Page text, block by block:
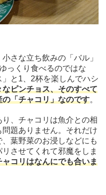
さな立ち飲みの「バル」
っくり食べるのではな
と1、2杯を楽しんでハシ
なピンチョス、そのすべて
「チャコリ」なのです。
、チャコリは魚介との相
題ありません。それだけ
葉野菜のお浸しなどにも
させてくれて邪魔をしま
ャコリはなんにでも合いま